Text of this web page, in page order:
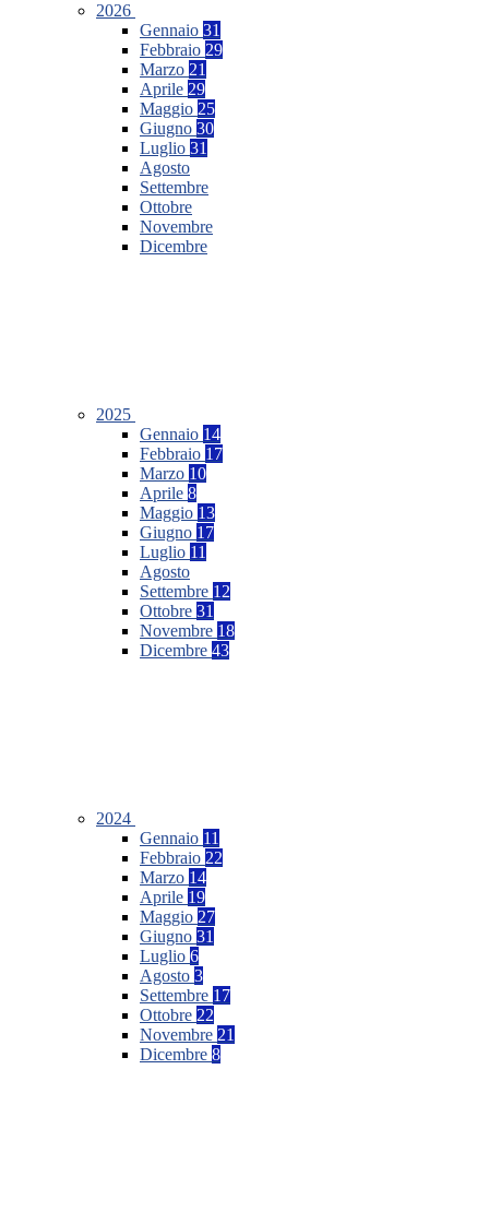
2026
Gennaio 31
Febbraio 29
Marzo 21
Aprile 29
Maggio 25
Giugno 30
Luglio 31
Agosto
Settembre
Ottobre
Novembre
Dicembre
2025
Gennaio 14
Febbraio 17
Marzo 10
Aprile 8
Maggio 13
Giugno 17
Luglio 11
Agosto
Settembre 12
Ottobre 31
Novembre 18
Dicembre 43
2024
Gennaio 11
Febbraio 22
Marzo 14
Aprile 19
Maggio 27
Giugno 31
Luglio 6
Agosto 3
Settembre 17
Ottobre 22
Novembre 21
Dicembre 8